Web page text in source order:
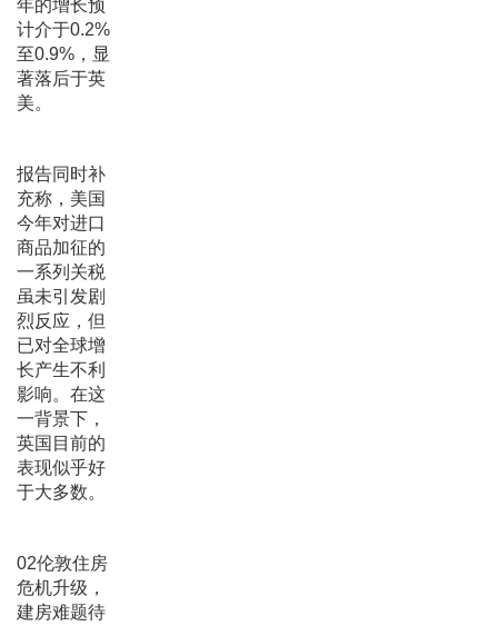
年的增长预
计介于0.2%
至0.9%，显
著落后于英
美。
报告同时补
充称，美国
今年对进口
商品加征的
一系列关税
虽未引发剧
烈反应，但
已对全球增
长产生不利
影响。在这
一背景下，
英国目前的
表现似乎好
于大多数。
02伦敦住房
危机升级，
建房难题待